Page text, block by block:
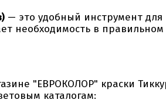
— это удобный инструмент для
необходимость в
"ЕВРОКОЛОР" краски
каталогам: